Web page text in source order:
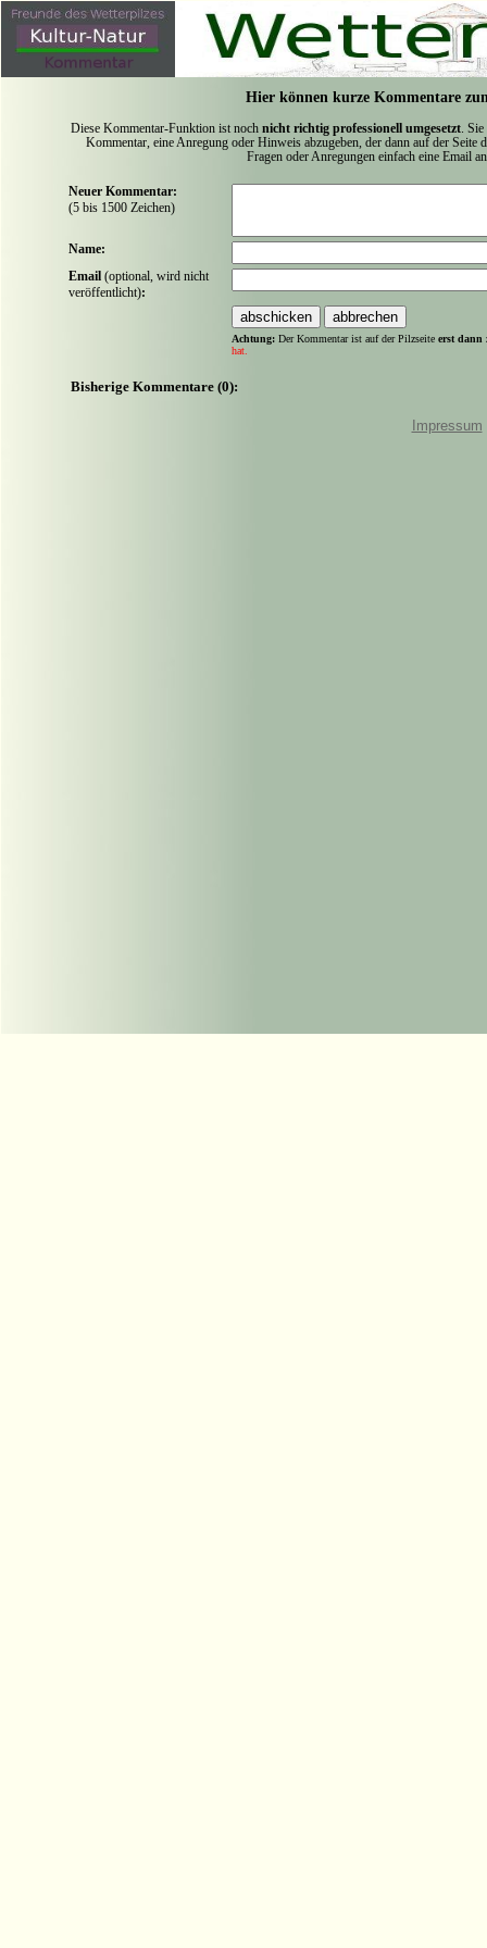
Hier können kurze Kommentare
Diese Kommentar-Funktion ist noch nicht richtig professionell umgesetzt .
Kommentar, eine Anregung oder Hinweis abzugeben, der dann auf der
Fragen oder Anregungen einfach eine Email
Neuer Kommentar:
(5 bis 1500 Zeichen)
Name:
Email (optional, wird nicht
veröffentlicht):
Achtung: Der Kommentar ist auf der Pilzseite erst dann
hat.
Bisherige Kommentare (0):
Impressum